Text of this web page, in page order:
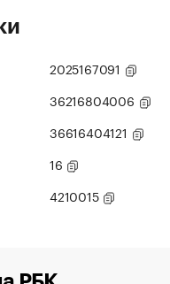
2025167091
36216804006
36616404121
16
4210015